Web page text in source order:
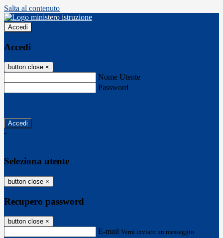
Salta al contenuto
Accedi
Accedi
button close ×
Nome Utente
Password
-
Seleziona utente
button close ×
Recupero password
button close ×
E-mail Verrà inviato un messaggio